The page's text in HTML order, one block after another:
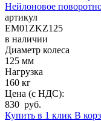
Нейлоновое
артикул
EM01ZKZ125
в наличии
Диаметр колеса
125 мм
Нагрузка
160 кг
Цена (с НДС):
830 руб.
Купить в 1 клик В